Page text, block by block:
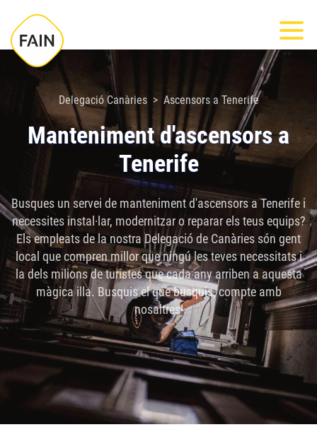
este
sitio
sistema
Delegació Canàries Ascensors a Tenerife
Manteniment d'ascensors a
Tenerife
Busques un servei de manteniment d'ascensors a Tenerife i
necessites instal·lar, modernitzar o reparar els teus equips?
Els empleats de la nostra Delegació de Canàries són gent
local que compren millor que ningú les teves necessitats i
la dels milions de turistes que cada any arriben a aquesta
màgica illa. Busquis el que busquis, compte amb
nosaltres!